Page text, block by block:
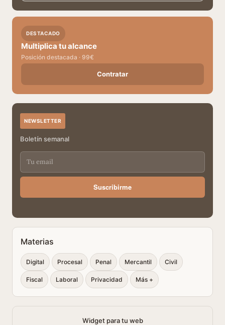
DESTACADO
Multiplica tu alcance
Posición destacada · 99€
Contratar
NEWSLETTER
Boletín semanal
Suscribirme
Materias
Digital Procesal Penal Mercantil Civil
Fiscal Laboral Privacidad Más +
Widget para tu web